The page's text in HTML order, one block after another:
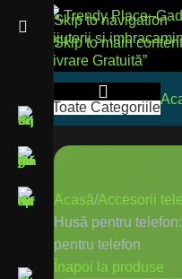
Skip to navigation
Skip to main content
Toate Categoriile
Acasă Accesorii
Husă pentru
pentru telefon
Înapoi la produse